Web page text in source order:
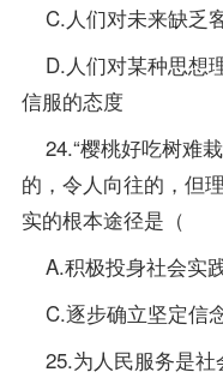
C.人们对未来缺乏
D.人们对某种思想
信服的态度
24.“樱桃好吃树难
的，令人向往的，但
实的根本途径是
A.积极投身社会实
C.逐步确立坚定信
25.为人民服务是社